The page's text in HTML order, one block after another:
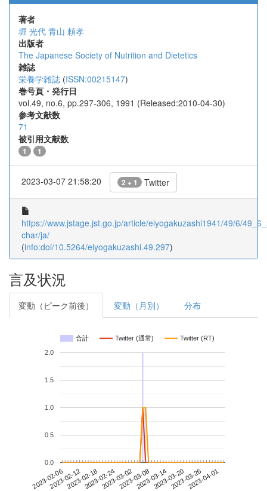
著者
堀 光代 青山 頼孝
出版者
The Japanese Society of Nutrition and Dietetics
雑誌
栄養学雑誌 (ISSN:00215147)
巻号頁・発行日
vol.49, no.6, pp.297-306, 1991 (Released:2010-04-30)
参考文献数
71
被引用文献数
1 1
2023-03-07 21:58:20 2 + 1 Twitter
https://www.jstage.jst.go.jp/article/eiyogakuzashi1941/49/6/
char/ja/
(info:doi/10.5264/eiyogakuzashi.49.297)
言及状況
変動（ピーク前後） 変動（月別） 分布
合計 Twitter (通常) Twitter (RT)
2023-02-062023-02-122023-02-182023-02-242023-03-022023-03-082023-03-142023-03-202023-03-262023-04-01
0.0
0.5
1.0
1.5
2.0